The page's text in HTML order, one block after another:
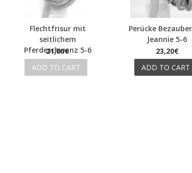
Quick view
Flechtfrisur mit
seitlichem
Pferdeschwanz 5-6
21,00€
ADD TO CART
Quick view
Perücke
Jeannie 5-6
23,20€
ADD TO CART